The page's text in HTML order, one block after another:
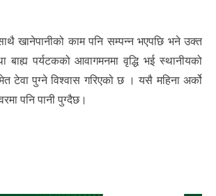
खानेपानीको काम पनि सम्पन्न भएपछि भने उक्त
बाह्य पर्यटकको आवागमनमा वृद्धि भई स्थानीयको
टेवा पुग्ने विश्वास गरिएको छ । यसै महिना अर्को
पनि पानी पुग्दैछ।